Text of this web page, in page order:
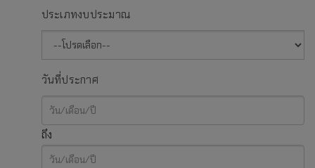
ประเภทงบประมาณ
วันที่ประกาศ
ถึง